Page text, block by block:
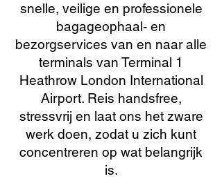
snelle, veilige en professionele
bagageophaal- en
bezorgservices van en naar alle
terminals van Terminal 1
Heathrow London International
Airport. Reis handsfree,
stressvrij en laat ons het zware
werk doen, zodat u zich kunt
concentreren op wat belangrijk
is.